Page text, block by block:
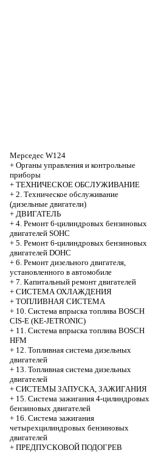
Мерседес W124
+ Органы управления и контрольные
приборы
+ ТЕХНИЧЕСКОЕ ОБСЛУЖИВАНИЕ
+ 2. Техническое обслуживание
(дизельные двигатели)
+ ДВИГАТЕЛЬ
+ 4. Ремонт 6-цилиндровых бензиновых
двигателей SOHC
+ 5. Ремонт 6-цилиндровых бензиновых
двигателей DOHC
+ 6. Ремонт дизельного двигателя,
установленного в автомобиле
+ 7. Капитальный ремонт двигателей
+ СИСТЕМА ОХЛАЖДЕНИЯ
+ ТОПЛИВНАЯ СИСТЕМА
+ 10. Система впрыска топлива BOSCH
CIS-E (KE-JETRONIC)
+ 11. Система впрыска топлива BOSCH
HFM
+ 12. Топливная система дизельных
двигателей
+ 13. Топливная система дизельных
двигателей
+ СИСТЕМЫ ЗАПУСКА, ЗАЖИГАНИЯ
+ 15. Система зажигания 4-цилиндровых
бензиновых двигателей
+ 16. Система зажигания
четырехцилиндровых бензиновых
двигателей
+ ПРЕДПУСКОВОЙ ПОДОГРЕВ